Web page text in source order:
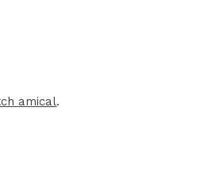
amical.